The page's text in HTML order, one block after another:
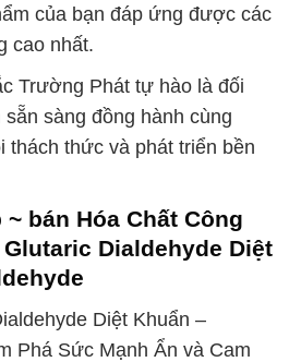
của bạn đáp ứng được các
cao nhất.
Trường Phát tự hào là đối
sàng đồng hành cùng
thách thức và phát triển bền
bán Hóa Chất Công
Dialdehyde Diệt
Diệt Khuẩn –
Phá Sức Mạnh Ẩn và Cam